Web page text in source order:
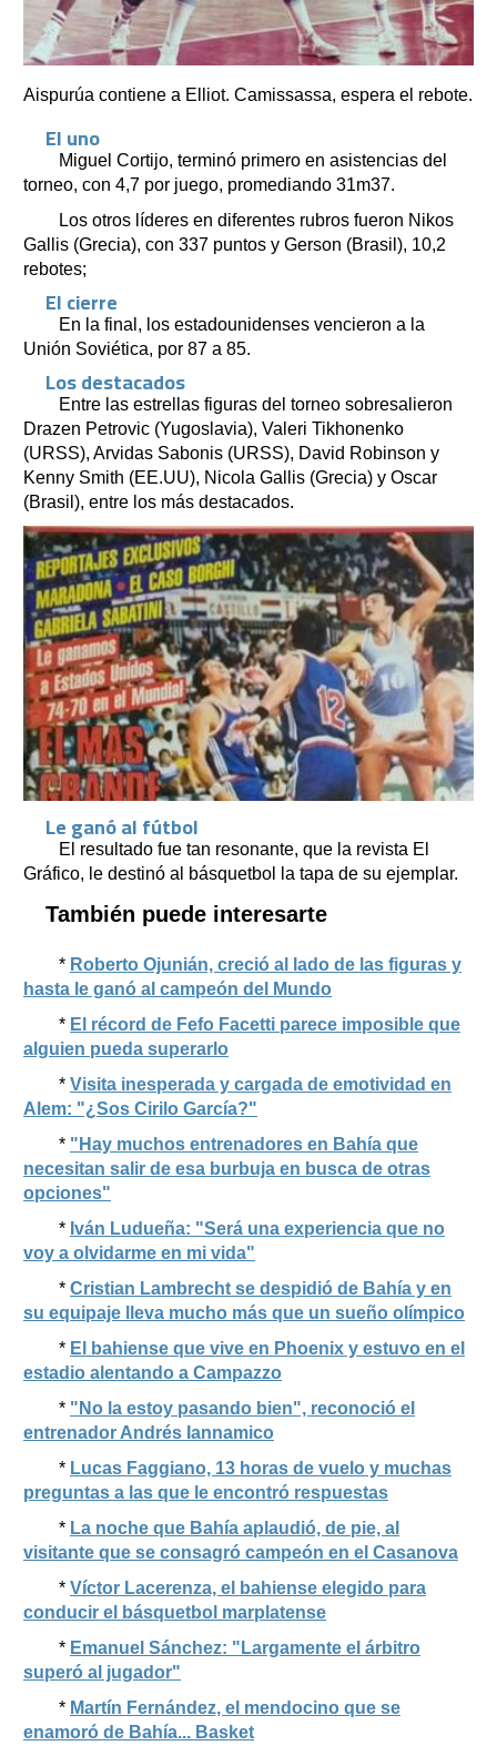
Aispurúa contiene a Elliot. Camissassa, espera el rebote.
El uno
Miguel Cortijo, terminó primero en asistencias del
torneo, con 4,7 por juego, promediando 31m37.
Los otros líderes en diferentes rubros fueron Nikos
Gallis (Grecia), con 337 puntos y Gerson (Brasil), 10,2
rebotes;
El cierre
En la final, los estadounidenses vencieron a la
Unión Soviética, por 87 a 85.
Los destacados
Entre las estrellas figuras del torneo sobresalieron
Drazen Petrovic (Yugoslavia), Valeri Tikhonenko
(URSS), Arvidas Sabonis (URSS), David Robinson y
Kenny Smith (EE.UU), Nicola Gallis (Grecia) y Oscar
(Brasil), entre los más destacados.
Le ganó al fútbol
El resultado fue tan resonante, que la revista El
Gráfico, le destinó al básquetbol la tapa de su ejemplar.
También puede interesarte
* Roberto Ojunián, creció al lado de las figuras y
hasta le ganó al campeón del Mundo
* El récord de Fefo Facetti parece imposible que
alguien pueda superarlo
* Visita inesperada y cargada de emotividad en
Alem: "¿Sos Cirilo García?"
* "Hay muchos entrenadores en Bahía que
necesitan salir de esa burbuja en busca de otras
opciones"
* Iván Ludueña: "Será una experiencia que no
voy a olvidarme en mi vida"
* Cristian Lambrecht se despidió de Bahía y en
su equipaje lleva mucho más que un sueño olímpico
* El bahiense que vive en Phoenix y estuvo en el
estadio alentando a Campazzo
* "No la estoy pasando bien", reconoció el
entrenador Andrés Iannamico
* Lucas Faggiano, 13 horas de vuelo y muchas
preguntas a las que le encontró respuestas
* La noche que Bahía aplaudió, de pie, al
visitante que se consagró campeón en el Casanova
* Víctor Lacerenza, el bahiense elegido para
conducir el básquetbol marplatense
* Emanuel Sánchez: "Largamente el árbitro
superó al jugador"
* Martín Fernández, el mendocino que se
enamoró de Bahía... Basket